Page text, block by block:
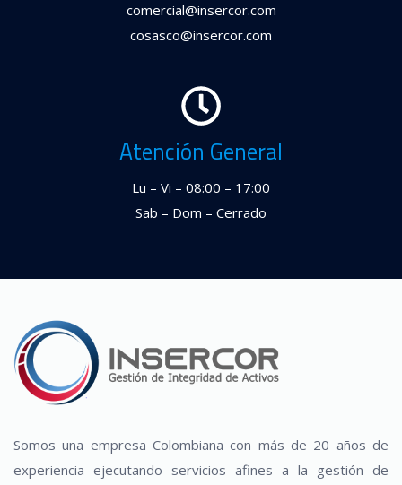
comercial@insercor.com
cosasco@insercor.com
Atención General
Lu – Vi – 08:00 – 17:00
Sab – Dom – Cerrado
Somos una empresa Colombiana con más de 20 años de
experiencia ejecutando servicios afines a la gestión de